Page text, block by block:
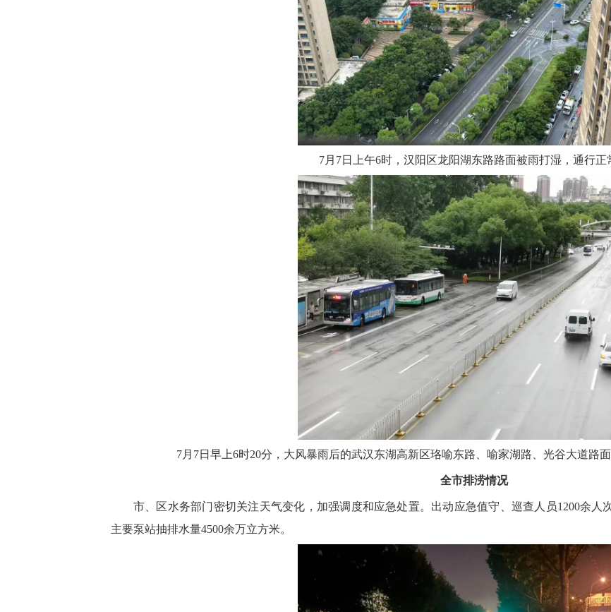
7月7日上午6时，汉阳区龙阳湖东路路面被雨打湿，通行正
7月7日早上6时20分，大风暴雨后的武汉东湖高新区珞喻东路、喻家湖路、光谷大道路
全市排涝情况
市、区水务部门密切关注天气变化，加强调度和应急处置。出动应急值守、巡查人员1200余人
主要泵站抽排水量4500余万立方米。